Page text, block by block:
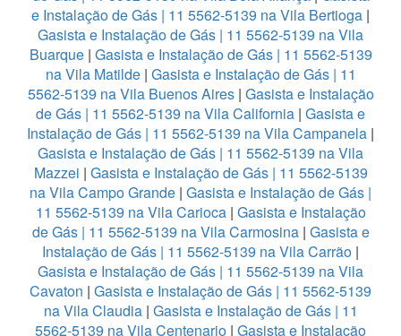
e Instalação de Gás | 11 5562-5139 na Vila Bertioga |
Gasista e Instalação de Gás | 11 5562-5139 na Vila
Buarque| Gasista e Instalação de Gás | 11 5562-5139
na Vila Matilde| Gasista e Instalação de Gás | 11
5562-5139 na Vila Buenos Aires| Gasista e Instalação
de Gás | 11 5562-5139 na Vila California | Gasista e
Instalação de Gás | 11 5562-5139 na Vila Campanela |
Gasista e Instalação de Gás | 11 5562-5139 na Vila
Mazzei | Gasista e Instalação de Gás | 11 5562-5139
na Vila Campo Grande | Gasista e Instalação de Gás |
11 5562-5139 na Vila Carioca| Gasista e Instalação
de Gás | 11 5562-5139 na Vila Carmosina| Gasista e
Instalação de Gás | 11 5562-5139 na Vila Carrão |
Gasista e Instalação de Gás | 11 5562-5139 na Vila
Cavaton | Gasista e Instalação de Gás | 11 5562-5139
na Vila Claudia| Gasista e Instalação de Gás | 11
5562-5139 na Vila Centenario | Gasista e Instalação